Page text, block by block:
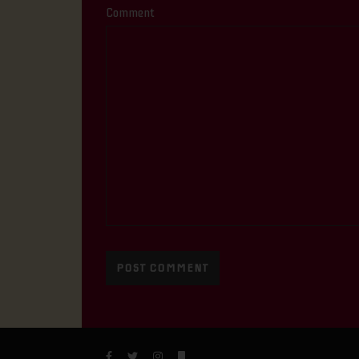
Comment